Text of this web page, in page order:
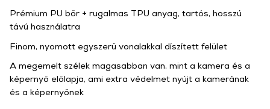
Prémium PU bőr + rugalmas TPU anyag, tartós, hosszú
távú használatra
Finom, nyomott egyszerű vonalakkal díszített felület
A megemelt szélek magasabban van, mint a kamera és a
képernyő előlapja, ami extra védelmet nyújt a kamerának
és a képernyőnek